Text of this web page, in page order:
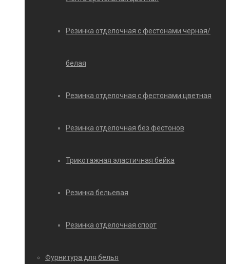
Резинка отделочная с фестонами черная/
белая
Резинка отделочная с фестонами цветная
Резинка отделочная без фестонов
Трикотажная эластичная бейка
Резинка бельевая
Резинка отделочная спорт
Фурнитура для белья